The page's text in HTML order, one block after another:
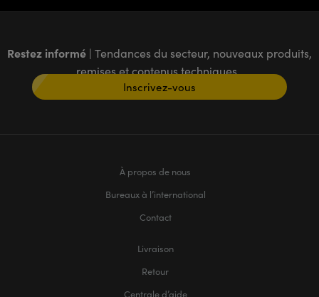
Restez informé | Tendances du secteur, nouveaux produits,
remises et contenus techniques
Inscrivez-vous
À propos de nous
Bureaux à l’international
Contact
Livraison
Retour
Centrale d’aide